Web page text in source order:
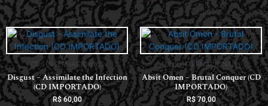
CDS INTERNACIONAIS
Disgust – Assimilate the Infection
(CD IMPORTADO)
R$60,00
CDS INTERNACIONAIS
Absit Omen – Brutal Conquer (CD
IMPORTADO)
R$70,00